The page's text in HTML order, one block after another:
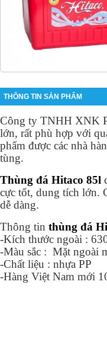
THÔNG TIN SẢN PHẨM
Công ty TNHH XNK
lớn, rất phù hợp với
phẩm được các nhà
tùng.
Thùng đá Hitaco 85l
cực tốt, dung tích lớn.
dễ dàng.
Thông tin thùng đá
-Kích thước ngoài :
-Màu sắc : Mặt ngoài
-Chất liệu : nhựa PP
-Hàng Việt Nam mới